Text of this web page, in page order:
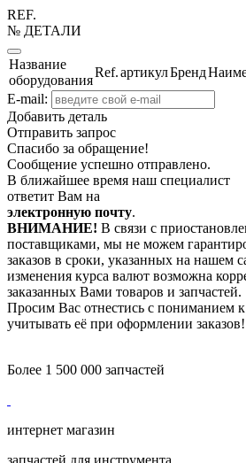
REF.
№ ДЕТАЛИ
Название
оборудования
Ref.артикулБренд
E-mail:
Добавить деталь
Отправить запрос
Спасибо за обращение!
Сообщение успешно отправлено.
В ближайшее время наш специалист
ответит Вам на
электронную почту.
ВНИМАНИЕ! В связи с
поставщиками, мы не можем
заказов в сроки, указанных на нашем
изменения курса валют возможна
заказанных Вами товаров и запчастей.
Просим Вас отнестись с пониманием
учитывать её при оформлении заказов!
Более 1 500 000 запчастей
интернет магазин
запчастей для инструмента